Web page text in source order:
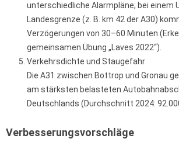
unterschiedliche Alarmpläne; bei einem
Landesgrenze (z. B. km 42 der A30)
Verzögerungen von 30–60 Minuten
gemeinsamen Übung „Laves 2022“).
Verkehrsdichte und Staugefahr
Die A31 zwischen Bottrop und Gronau
am stärksten belasteten
Deutschlands (Durchschnitt 2024:
Verbesserungsvorschläge